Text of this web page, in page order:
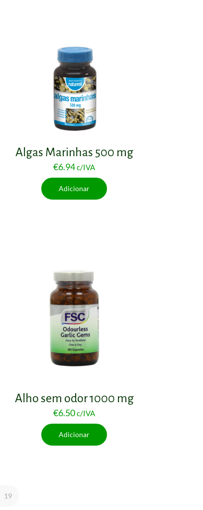
Algas Marinhas 500 mg
€6.94c/IVA
Adicionar
Alho sem odor 1000 mg
€6.50c/IVA
Adicionar
19